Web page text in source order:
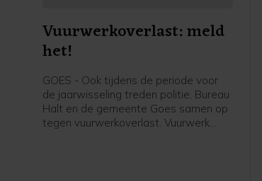
Vuurwerkoverlast: meld
het!
GOES - Ook tijdens de periode voor
de jaarwisseling treden politie, Bureau
Halt en de gemeente Goes samen op
tegen vuurwerkoverlast. Vuurwerk